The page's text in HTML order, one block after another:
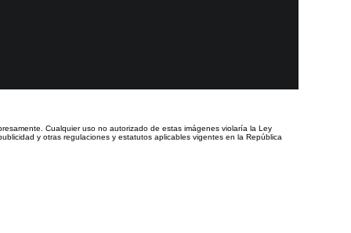
Cualquier uso no autorizado de estas imágenes violaría la Ley
y otras regulaciones y estatutos aplicables vigentes en la República